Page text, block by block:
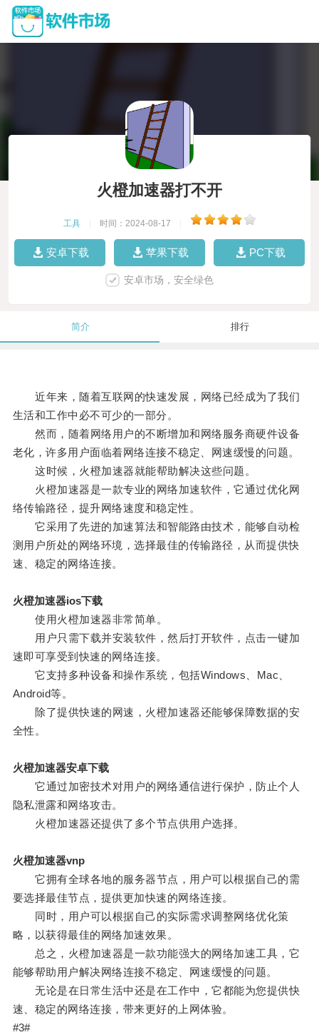
火橙加速器打不开
工具 时间：2024-08-17
安卓下载 苹果下载 PC下载
安卓市场，安全绿色
简介 排行
近年来，随着互联网的快速发展，网络已经成为了我们
生活和工作中必不可少的一部分。
然而，随着网络用户的不断增加和网络服务商硬件设备
老化，许多用户面临着网络连接不稳定、网速缓慢的问题。
这时候，火橙加速器就能帮助解决这些问题。
火橙加速器是一款专业的网络加速软件，它通过优化网
络传输路径，提升网络速度和稳定性。
它采用了先进的加速算法和智能路由技术，能够自动检
测用户所处的网络环境，选择最佳的传输路径，从而提供快
速、稳定的网络连接。
火橙加速器ios下载
使用火橙加速器非常简单。
用户只需下载并安装软件，然后打开软件，点击一键加
速即可享受到快速的网络连接。
它支持多种设备和操作系统，包括Windows、Mac、
Android等。
除了提供快速的网速，火橙加速器还能够保障数据的安
全性。
火橙加速器安卓下载
它通过加密技术对用户的网络通信进行保护，防止个人
隐私泄露和网络攻击。
火橙加速器还提供了多个节点供用户选择。
火橙加速器vnp
它拥有全球各地的服务器节点，用户可以根据自己的需
要选择最佳节点，提供更加快速的网络连接。
同时，用户可以根据自己的实际需求调整网络优化策
略，以获得最佳的网络加速效果。
总之，火橙加速器是一款功能强大的网络加速工具，它
能够帮助用户解决网络连接不稳定、网速缓慢的问题。
无论是在日常生活中还是在工作中，它都能为您提供快
速、稳定的网络连接，带来更好的上网体验。
#3#